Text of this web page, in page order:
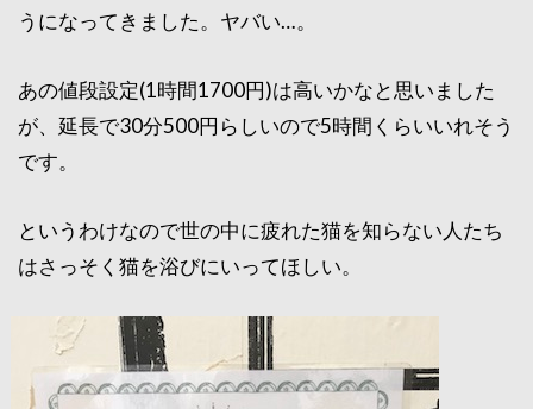
うになってきました。ヤバい…。
あの値段設定(1時間1700円)は高いかなと思いました
が、延長で30分500円らしいので5時間くらいいれそう
です。
というわけなので世の中に疲れた猫を知らない人たち
はさっそく猫を浴びにいってほしい。